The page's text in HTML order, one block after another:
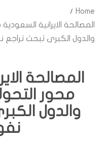
Home
المصالحة الايرانية
والدول الكبرى تبحث تراجع
المصالحة
محور
والدول